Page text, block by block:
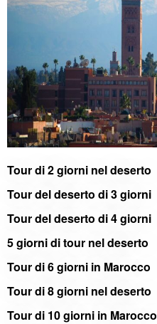
Tour di 2 giorni nel deserto
Tour del deserto di 3 giorni
Tour del deserto di 4 giorni
5 giorni di tour nel deserto
Tour di 6 giorni in Marocco
Tour di 8 giorni nel deserto
Tour di 10 giorni in Marocco